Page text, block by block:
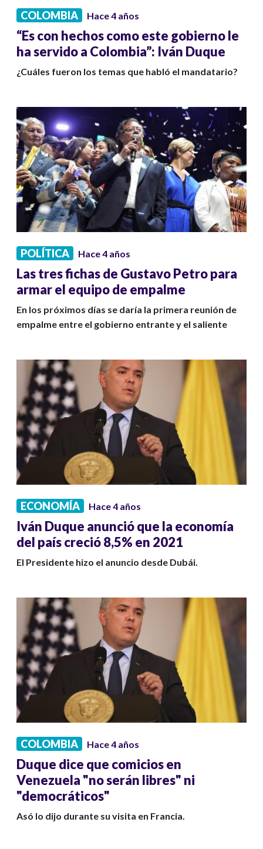
COLOMBIA Hace 4 años
“Es con hechos como este gobierno le
ha servido a Colombia”: Iván Duque
¿Cuáles fueron los temas que habló el mandatario?
POLÍTICA Hace 4 años
Las tres fichas de Gustavo Petro para
armar el equipo de empalme
En los próximos días se daría la primera reunión de
empalme entre el gobierno entrante y el saliente
ECONOMÍA Hace 4 años
Iván Duque anunció que la economía
del país creció 8,5% en 2021
El Presidente hizo el anuncio desde Dubái.
COLOMBIA Hace 4 años
Duque dice que comicios en
Venezuela "no serán libres" ni
"democráticos"
Asó lo dijo durante su visita en Francia.